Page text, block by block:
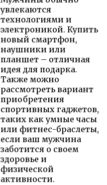
увлекаются
технологиями и
электроникой. Купить
новый смартфон,
наушники или
планшет – отличная
идея для подарка.
Также можно
рассмотреть вариант
приобретения
спортивных гаджетов,
таких как умные часы
или фитнес-браслеты,
если ваш мужчина
заботится о своем
здоровье и
физической
активности.